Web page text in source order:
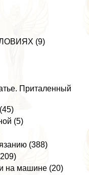
(9)
Приталенный
(5)
(388)
на машине (20)